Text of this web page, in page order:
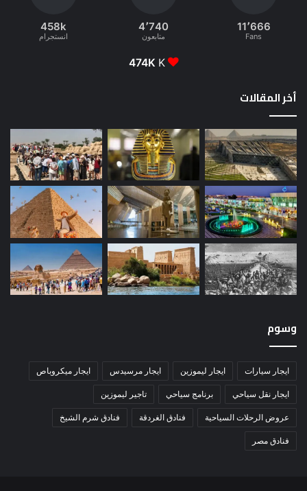
11٬666
Fans
4٬740
متابعون
458k
انستجرام
474K K
أخر المقالات
وسوم
ايجار سيارات ايجار ليموزين ايجار مرسيدس ايجار ميكروباص
ايجار نقل سياحي برنامج سياحي تاجير ليموزين
عروض الرحلات السياحية فنادق الغردقة فنادق شرم الشيخ
فنادق مصر